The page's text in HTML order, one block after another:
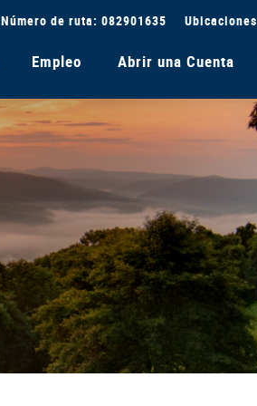
Número de ruta: 082901635 Ubicaciones
Empleo Abrir una Cuenta